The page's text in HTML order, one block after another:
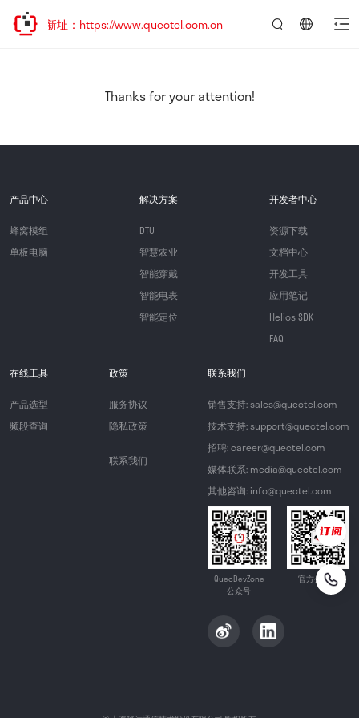
迎访问新址：https://www.quectel.com.cn
Thanks for your attention!
产品中心
蜂窝模组
单板电脑
解决方案
DTU
智慧农业
智能穿戴
智能电表
智能定位
开发者中心
资源下载
文档中心
开发工具
应用笔记
Helios SDK
FAQ
在线工具
产品选型
频段查询
政策
服务协议
隐私政策
联系我们
联系我们
销售支持: sales@quectel.com
技术支持: support@quectel.com
招聘: career@quectel.com
媒体联系: media@quectel.com
其他咨询: info@quectel.com
QuecDevZone
公众号
官方公众号